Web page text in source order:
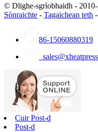
© Dlighe-sgrìobhaidh -
Sònraichte - Tagaichean teth -
86-15060880319
Cuir Post-d
Post-d